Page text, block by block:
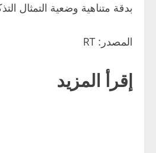
بدقة متناهية وضعية التمثال
المصدر: RT
إقرأ المزيد